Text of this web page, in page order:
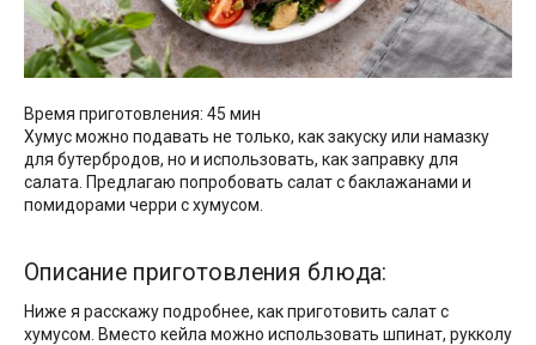
Время приготовления: 45 мин
Хумус можно подавать не только, как закуску или намазку
для бутербродов, но и использовать, как заправку для
салата. Предлагаю попробовать салат с баклажанами и
помидорами черри с хумусом.
Описание приготовления блюда:
Ниже я расскажу подробнее, как приготовить салат с
хумусом. Вместо кейла можно использовать шпинат, рукколу